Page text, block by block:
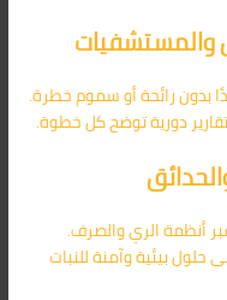
والمستشفيات
بدون رائحة أو سموم خطرة.
دورية توضح كل خطوة.
أنظمة الري والصرف.
بيئية وآمنة للنبات